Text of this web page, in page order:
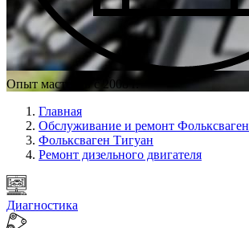
Опыт мастеров с 2008 г.
Главная
Обслуживание и ремонт Фольксваген
Фольксваген Тигуан
Ремонт дизельного двигателя
Диагностика